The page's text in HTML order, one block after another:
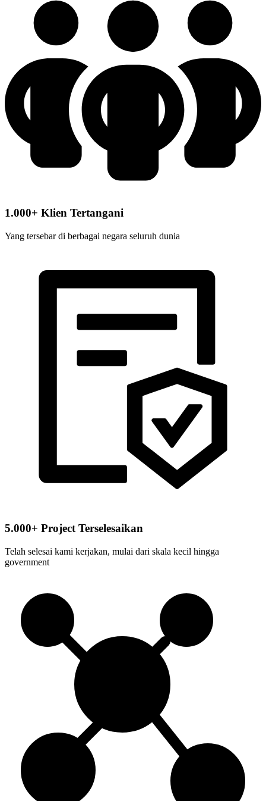
1.000+ Klien Tertangani
Yang tersebar di berbagai negara seluruh dunia
5.000+ Project Terselesaikan
Telah selesai kami kerjakan, mulai dari skala kecil hingga
government